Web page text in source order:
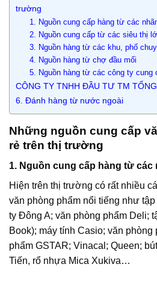
trường
1. Nguồn cung cấp hàng từ các
2. Nguồn cung cấp từ các siêu thị
3. Nguồn hàng từ các khu, phố
4. Nguồn hàng từ chợ đầu mối
5. Nguồn hàng từ các công ty cung
CÔNG TY TNHH ĐẦU TƯ TM
6. Đánh hàng từ nước ngoài
Những nguồn cung cấp
rẻ trên thị trường
1. Nguồn cung cấp hàng từ các
Hiện trên thị trường có rất nhiều
văn phòng phẩm nổi tiếng như
ty Đông A; văn phòng phẩm Deli;
Book); máy tính Casio; văn phòng
phẩm GSTAR; Vinacal; Queen;
Tiến, rổ nhựa Mica Xukiva…